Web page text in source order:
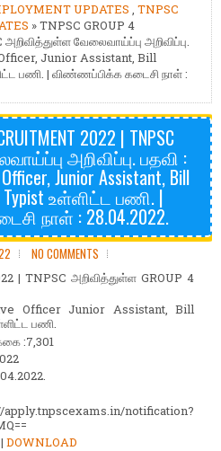
UPDATES , TNPSC
» TNPSC GROUP 4
வேலைவாய்ப்பு அறிவிப்பு.
Junior Assistant, Bill
பணி. | விண்ணப்பிக்க கடைசி நாள் :
2022 | TNPSC
அறிவிப்பு. பதவி :
Junior Assistant, Bill
Typist உள்ளிட்ட பணி. |
நாள் : 28.04.2022.
NO COMMENTS
| TNPSC அறிவித்துள்ள GROUP 4
Officer Junior Assistant, Bill
பணி.
:7,301
notification?
DOWNLOAD